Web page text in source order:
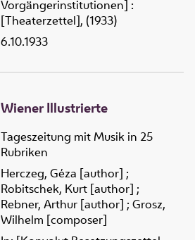
Vorgängerinstitutionen] :
[Theaterzettel], (1933)
6.10.1933
Wiener Illustrierte
Tageszeitung mit Musik in 25
Rubriken
Herczeg, Géza [author] ;
Robitschek, Kurt [author] ;
Rebner, Arthur [author] ; Grosz,
Wilhelm [composer]